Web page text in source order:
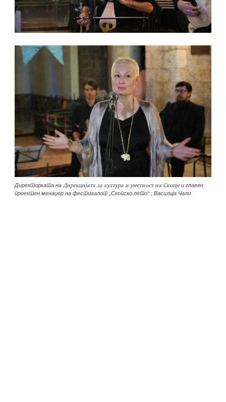
Директорката на Дирекцијата за култура и уметност на Скопјеи главен
проектен менаџер на фестивалот „Скопско лето“ , Василија Чали